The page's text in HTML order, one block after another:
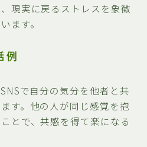
現実に戻るストレスを象徴
ます。
例
で自分の気分を他者と共
す。他の人が同じ感覚を抱
とで、共感を得て楽になる